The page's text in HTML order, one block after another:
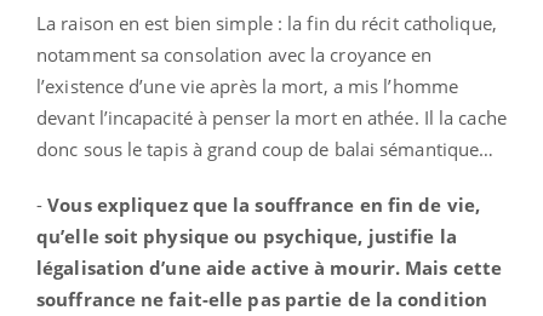
La raison en est bien simple : la fin du récit catholique,
notamment sa consolation avec la croyance en
l’existence d’une vie après la mort, a mis l’homme
devant l’incapacité à penser la mort en athée. Il la cache
donc sous le tapis à grand coup de balai sémantique…
-Vous expliquez que la souffrance en fin de vie,
qu’elle soit physique ou psychique, justifie la
légalisation d’une aide active à mourir. Mais cette
souffrance ne fait-elle pas partie de la condition